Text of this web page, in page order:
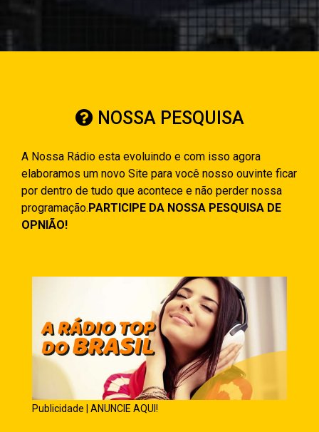
NOSSA PESQUISA
A Nossa Rádio esta evoluindo e com isso agora
elaboramos um novo Site para você nosso ouvinte ficar
por dentro de tudo que acontece e não perder nossa
programação.PARTICIPE DA NOSSA PESQUISA DE
OPNIÃO!
Publicidade | ANUNCIE AQUI!